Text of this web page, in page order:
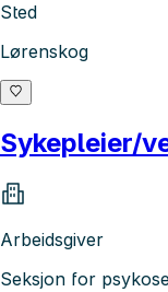
Sted
Lørenskog
Sykepleier/
Arbeidsgiver
Seksjon for